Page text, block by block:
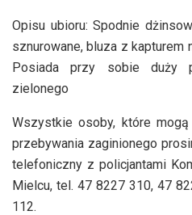
Opisu ubioru: Spodnie
sznurowane, bluza z kapturem
Posiada przy sobie duży
zielonego
Wszystkie osoby, które
przebywania zaginionego
telefoniczny z policjantami
Mielcu, tel. 47 8227 310, 47
112.